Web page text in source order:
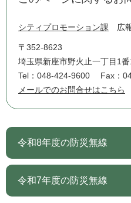
シティプロモーション課 広
〒352-8623
埼玉県新座市野火止一丁目1
Tel：048-424-9600
Fax：
メールでのお問合せはこちら
令和8年度の防災無線
令和7年度の防災無線